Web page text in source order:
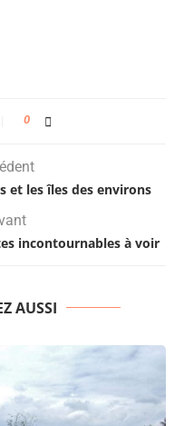
0
et les îles des environs
incontournables à voir
AUSSI